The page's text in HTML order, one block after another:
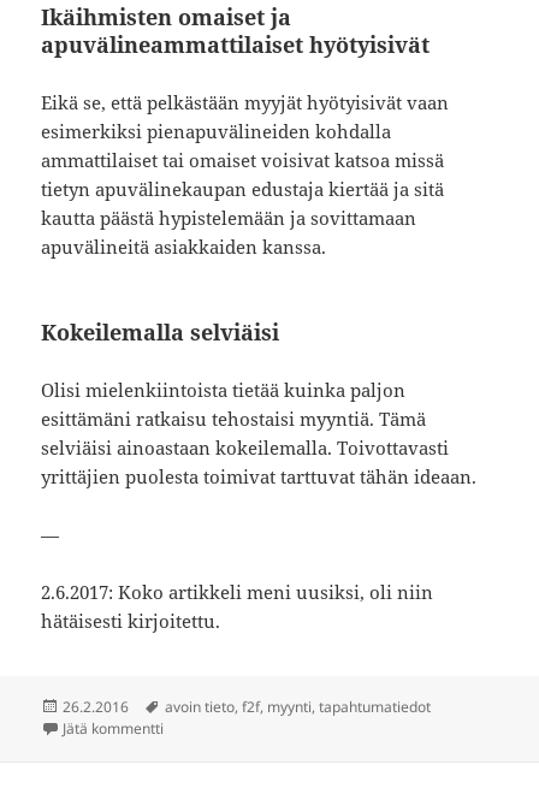
Ikäihmisten omaiset ja
apuvälineammattilaiset hyötyisivät
Eikä se, että pelkästään myyjät hyötyisivät vaan
esimerkiksi pienapuvälineiden kohdalla
ammattilaiset tai omaiset voisivat katsoa missä
tietyn apuvälinekaupan edustaja kiertää ja sitä
kautta päästä hypistelemään ja sovittamaan
apuvälineitä asiakkaiden kanssa.
Kokeilemalla selviäisi
Olisi mielenkiintoista tietää kuinka paljon
esittämäni ratkaisu tehostaisi myyntiä. Tämä
selviäisi ainoastaan kokeilemalla. Toivottavasti
yrittäjien puolesta toimivat tarttuvat tähän ideaan.
—
2.6.2017: Koko artikkeli meni uusiksi, oli niin
hätäisesti kirjoitettu.
Julkaistu
26.2.2016 Avainsanat
avoin tieto,f2f, myynti,tapahtumatiedot
Jätä kommentti